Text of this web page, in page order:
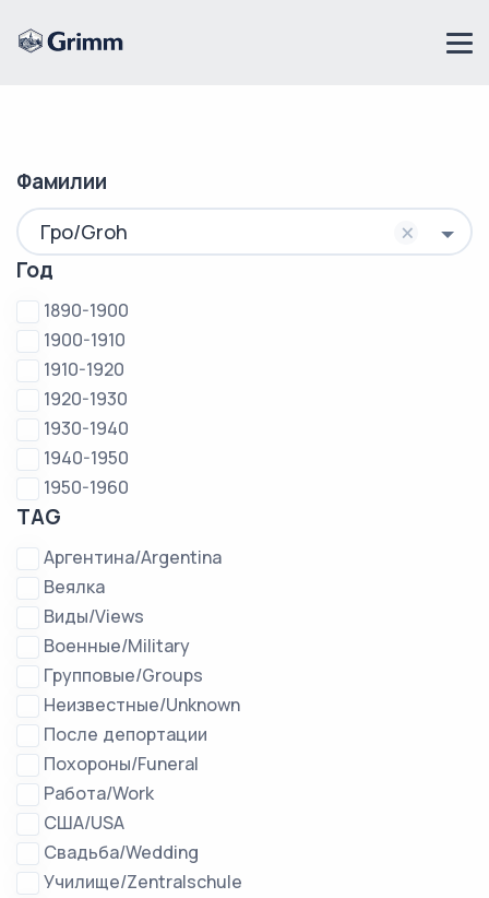
Фамилии
×
Гро/Groh
Год
1890-1900
1900-1910
1910-1920
1920-1930
1930-1940
1940-1950
1950-1960
TAG
Аргентина/Argentina
Веялка
Виды/Views
Военные/Military
Групповые/Groups
Неизвестные/Unknown
После депортации
Похороны/Funeral
Работа/Work
США/USA
Свадьба/Wedding
Училище/Zentralschule